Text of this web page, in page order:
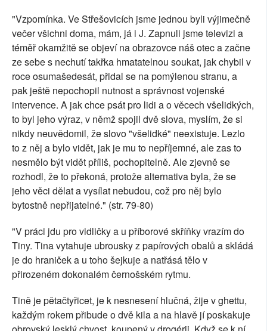
"Vzpomínka. Ve Střešovicích jsme jednou byli výjimečně
večer všichni doma, mám, já i J. Zapnuli jsme televizi a
téměř okamžitě se objeví na obrazovce náš otec a začne
ze sebe s nechutí takřka hmatatelnou soukat, jak chybil v
roce osumašedesát, přidal se na pomýlenou stranu, a
pak ještě nepochopil nutnost a správnost vojenské
intervence. A jak chce psát pro lidi a o věcech všelidkých,
to byl jeho výraz, v němž spojil dvě slova, myslím, že si
nikdy neuvědomil, že slovo "všelidké" neexistuje. Lezlo
to z něj a bylo vidět, jak je mu to nepříjemné, ale zas to
nesmělo být vidět příliš, pochopitelně. Ale zjevně se
rozhodl, že to překoná, protože alternativa byla, že se
jeho věci dělat a vysílat nebudou, což pro něj bylo
bytostně nepřijatelné." (str. 79-80)
"V práci jdu pro vidličky a u příborové skříňky vrazím do
Tiny. Tina vytahuje ubrousky z papírových obalů a skládá
je do hraniček a u toho šejkuje a natřásá tělo v
přirozeném dokonalém černošském rytmu.
Tině je pětačtyřicet, je k nesnesení hlučná, žije v ghettu,
každým rokem přibude o dvě kila a na hlavě jí poskakuje